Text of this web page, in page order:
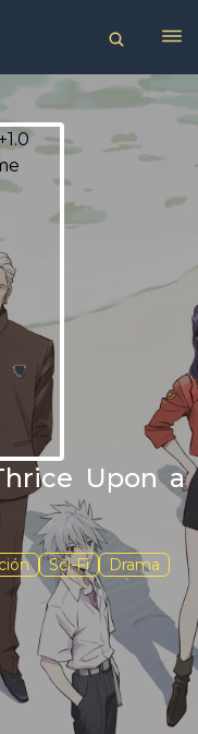
Upon a
Sci-Fi Drama